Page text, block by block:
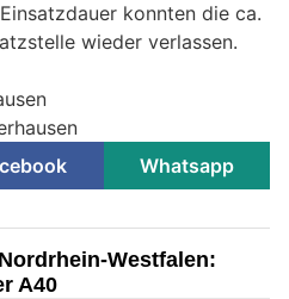
konnten die ca.
wieder verlassen.
Whatsapp
Westfalen:
A40